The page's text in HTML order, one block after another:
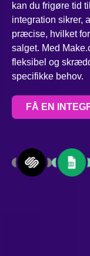
kan du frigøre tid
integration sikrer,
præcise, hvilket
salget. Med
fleksibel og
specifikke behov.
FÅ EN